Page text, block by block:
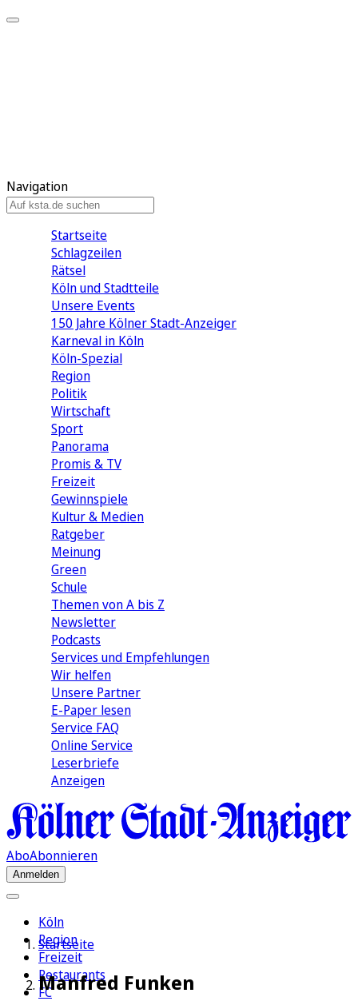
Navigation
Startseite
Schlagzeilen
Rätsel
Köln und Stadtteile
Unsere Events
150 Jahre Kölner Stadt-Anzeiger
Karneval in Köln
Köln-Spezial
Region
Politik
Wirtschaft
Sport
Panorama
Promis & TV
Freizeit
Gewinnspiele
Kultur & Medien
Ratgeber
Meinung
Green
Schule
Themen von A bis Z
Newsletter
Podcasts
Services und Empfehlungen
Wir helfen
Unsere Partner
E-Paper lesen
Service FAQ
Online Service
Leserbriefe
Anzeigen
AboAbonnieren
Anmelden
Köln
Region
Freizeit
Restaurants
FC
Startseite
Manfred Funken